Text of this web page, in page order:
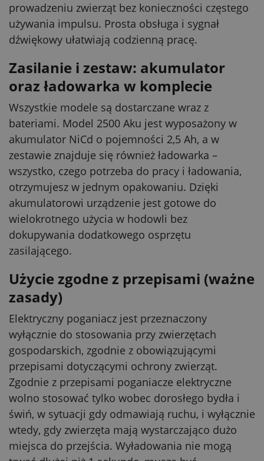
prowadzeniu zwierząt bez konieczności częstego
używania impulsu. Prosta obsługa i sygnał
dźwiękowy ułatwiają codzienną pracę.
Zasilanie i zestaw: akumulator
oraz ładowarka w komplecie
Wszystkie modele są dostarczane wraz z
bateriami. Model 2500 Aku jest wyposażony w
akumulator NiCd o pojemności 2,5 Ah, a w
zestawie znajduje się również ładowarka –
wszystko, czego potrzeba do pracy i ładowania,
otrzymujesz w jednym opakowaniu. Dzięki
akumulatorowi urządzenie jest gotowe do
wielokrotnego użycia w hodowli bez
dokupywania dodatkowego osprzętu
zasilającego.
Użycie zgodne z przepisami (ważne
zasady)
Elektryczny poganiacz jest przeznaczony
wyłącznie do stosowania przy zwierzętach
gospodarskich, zgodnie z obowiązującymi
przepisami dotyczącymi ochrony zwierząt.
Zgodnie z przepisami poganiacze elektryczne
wolno stosować tylko wobec dorosłego bydła i
świń, w sytuacji gdy odmawiają ruchu, i wyłącznie
wtedy, gdy zwierzęta mają wystarczająco dużo
miejsca do przejścia. Wyładowania nie mogą